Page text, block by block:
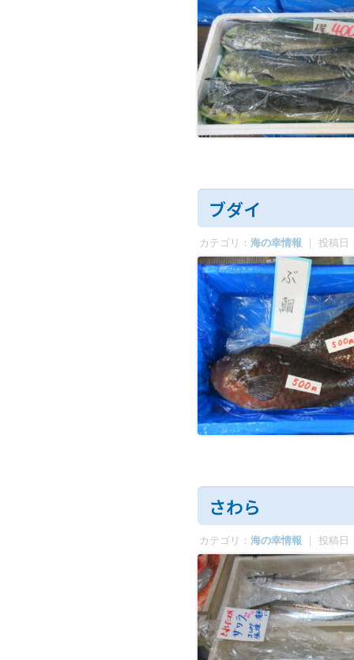
ブダイ
カテゴリ： 海の幸情報 ｜ 投稿日
さわら
カテゴリ： 海の幸情報 ｜ 投稿日